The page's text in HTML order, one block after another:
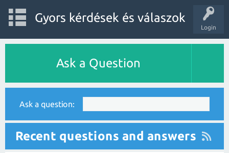
Login
Gyors kérdések és válaszok
Ask a Question
Ask a question:
Recent questions and answers